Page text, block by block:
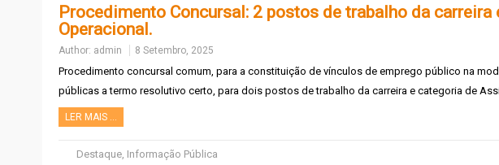
Procedimento Concursal: 2 postos de trabalho da
Operacional.
Author: admin 8 Setembro, 2025
Procedimento concursal comum, para a constituição de vínculos de emprego público na
públicas a termo resolutivo certo, para dois postos de trabalho da carreira e categoria de
LER MAIS …
Destaque, Informação Pública